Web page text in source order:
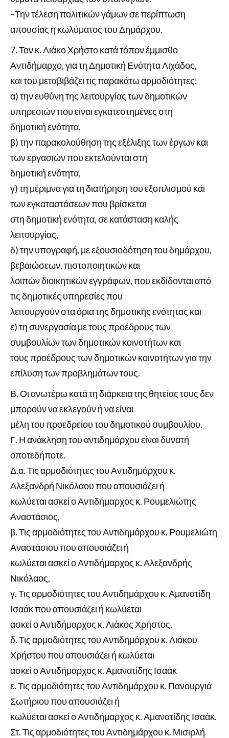
–Την τέλεση πολιτικών γάμων σε περίπτωση
απουσίας η κωλύματος του Δημάρχου.
Τον κ. Λιάκο Χρήστο κατά τόπον έμμισθο
Αντιδήμαρχο, για τη Δημοτική Ενότητα Λιχάδος,
και του μεταβιβάζει τις παρακάτω αρμοδιότητες:
α) την ευθύνη της λειτουργίας των δημοτικών
υπηρεσιών που είναι εγκατεστημένες στη
δημοτική ενότητα,
β) την παρακολούθηση της εξέλιξης των έργων και
των εργασιών που εκτελούνται στη
δημοτική ενότητα,
γ) τη μέριμνα για τη διατήρηση του εξοπλισμού και
των εγκαταστάσεων που βρίσκεται
στη δημοτική ενότητα, σε κατάσταση καλής
λειτουργίας,
δ) την υπογραφή, με εξουσιοδότηση του δημάρχου,
βεβαιώσεων, πιστοποιητικών και
λοιπών διοικητικών εγγράφων, που εκδίδονται από
τις δημοτικές υπηρεσίες που
λειτουργούν στα όρια της δημοτικής ενότητας και
ε) τη συνεργασία με τους προέδρους των
συμβουλίων των δημοτικών κοινοτήτων και
τους προέδρους των δημοτικών κοινοτήτων για την
επίλυση των προβλημάτων τους.
Β. Οι ανωτέρω κατά τη διάρκεια της θητείας τους δεν
μπορούν να εκλεγούν ή να είναι
μέλη του προεδρείου του δημοτικού συμβουλίου.
Γ. Η ανάκληση του αντιδημάρχου είναι δυνατή
οποτεδήποτε.
Δ.α. Τις αρμοδιότητες του Αντιδημάρχου κ.
Αλεξανδρή Νικόλαου που απουσιάζει ή
κωλύεται ασκεί ο Αντιδήμαρχος κ. Ρουμελιώτης
Αναστάσιος,
β. Τις αρμοδιότητες του Αντιδημάρχου κ. Ρουμελιώτη
Αναστάσιου που απουσιάζει ή
κωλύεται ασκεί ο Αντιδήμαρχος κ. Αλεξανδρής
Νικόλαος,
γ. Τις αρμοδιότητες του Αντιδημάρχου κ. Αμανατίδη
Ισαάκ που απουσιάζει ή κωλύεται
ασκεί ο Αντιδήμαρχος κ. Λιάκος Χρήστος,
δ. Τις αρμοδιότητες του Αντιδημάρχου κ. Λιάκου
Χρήστου που απουσιάζει ή κωλύεται
ασκεί ο Αντιδήμαρχος κ. Αμανατίδης Ισαάκ
ε. Τις αρμοδιότητες του Αντιδημάρχου κ. Πανουργιά
Σωτήριου που απουσιάζει ή
κωλύεται ασκεί ο Αντιδήμαρχος κ. Αμανατίδης Ισαάκ.
Στ. Τις αρμοδιότητες του Αντιδημάρχου κ. Μισιρλή